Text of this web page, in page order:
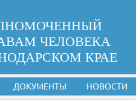
ЧЕЛОВЕКА
КРАЕ
ДОКУМЕНТЫ НОВОСТИ